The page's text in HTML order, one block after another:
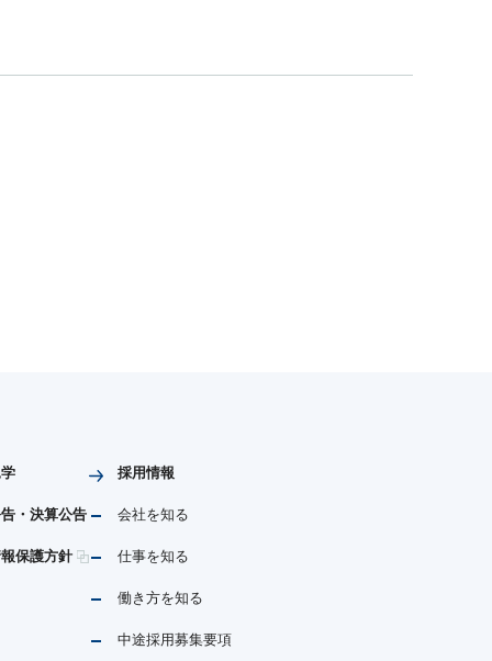
・決算公告
保護方針
採用情報
会社を知る
仕事を知る
働き方を知る
中途採用募集要項